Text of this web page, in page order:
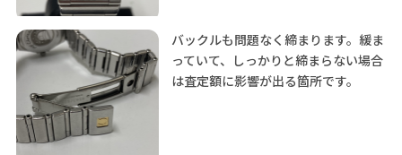
バックルも問題なく締まります。緩ま
っていて、しっかりと締まらない場合
は査定額に影響が出る箇所です。